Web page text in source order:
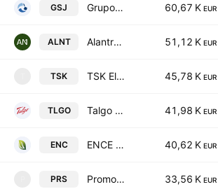
GSJ Grupo Empresarial San Jose, S.A. 60,67 K EUR
ALNT Alantra Partners SA 51,12 K EUR
TSK TSK Electronica y Electricidad SA 45,78 K EUR
TLGO Talgo SA 41,98 K EUR
ENC ENCE Energia y Celulosa SA 40,62 K EUR
PRS Promotora de Informaciones, S.A. 33,56 K EUR